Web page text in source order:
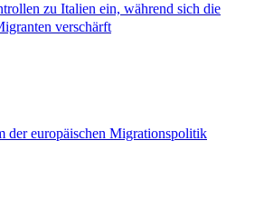
zu Italien ein, während sich die
verschärft
der europäischen Migrationspolitik